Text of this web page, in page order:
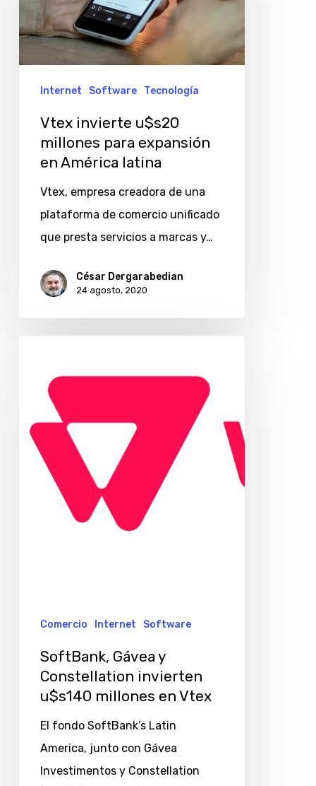
para
expansión
Internet Software Tecnología
Vtex invierte u$s20
millones para expansión
en América latina
Vtex, empresa creadora de una
plataforma de comercio unificado
que presta servicios a marcas y…
César Dergarabedian
24 agosto, 2020
Constellation
invierten
u$s140
millones
Comercio Internet Software
SoftBank, Gávea y
Constellation invierten
u$s140 millones en Vtex
El fondo SoftBank’s Latin
America, junto con Gávea
Investimentos y Constellation